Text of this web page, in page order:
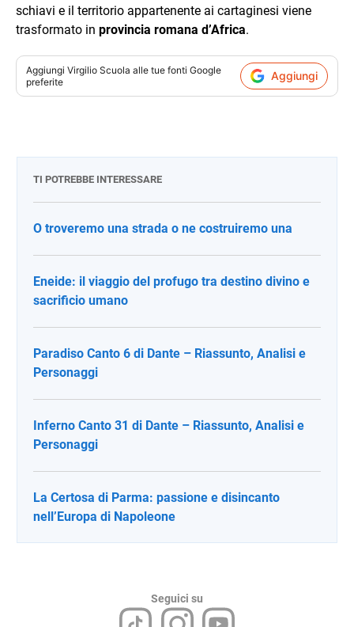
schiavi e il territorio appartenente ai cartaginesi viene
trasformato in provincia romana d’Africa.
Aggiungi Virgilio Scuola alle tue fonti Google
preferite
Aggiungi
TI POTREBBE INTERESSARE
O troveremo una strada o ne costruiremo una
Eneide: il viaggio del profugo tra destino divino e
sacrificio umano
Paradiso Canto 6 di Dante – Riassunto, Analisi e
Personaggi
Inferno Canto 31 di Dante – Riassunto, Analisi e
Personaggi
La Certosa di Parma: passione e disincanto
nell’Europa di Napoleone
Seguici su